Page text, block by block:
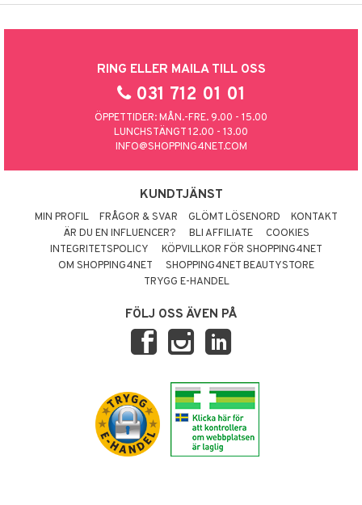
RING ELLER MAILA TILL OSS
031 712 01 01
ÖPPETTIDER: MÅN.-FRE. 9.00 - 15.00
LUNCHSTÄNGT 12.00 - 13.00
INFO@SHOPPING4NET.COM
KUNDTJÄNST
MIN PROFIL FRÅGOR & SVAR GLÖMT LÖSENORD
KONTAKT
ÄR DU EN INFLUENCER?
BLI AFFILIATE
COOKIES
INTEGRITETSPOLICY
KÖPVILLKOR FÖR SHOPPING4NET
OM SHOPPING4NET
SHOPPING4NET BEAUTYSTORE
TRYGG E-HANDEL
FÖLJ OSS ÄVEN PÅ